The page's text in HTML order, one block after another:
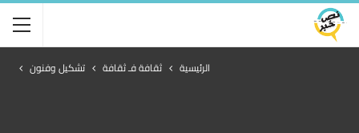
الرئيسية ثقافة فـ ثقافة تشكيل وفنون